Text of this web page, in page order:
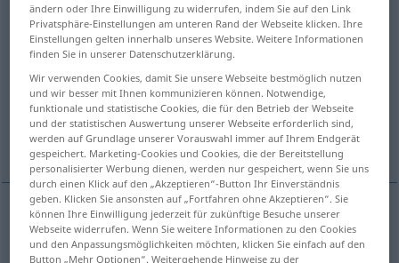
Übersicht aller Übersetzungen
(Für mehr Details die Übersetzung anklicken/antippen)
спеть, поспевать <-спеть >, созревать <-зреть >
зреть <созреть > созревать <-зреть >
спеть reifen
ändern oder Ihre Einwilligung zu widerrufen, indem Sie auf den Link
Privatsphäre-Einstellungen am unteren Rand der Webseite klicken. Ihre
Einstellungen gelten innerhalb unseres Website. Weitere Informationen
finden Sie in unserer Datenschutzerklärung.
Wir verwenden Cookies, damit Sie unsere Webseite bestmöglich nutzen
und wir besser mit Ihnen kommunizieren können. Notwendige,
funktionale und statistische Cookies, die für den Betrieb der Webseite
und der statistischen Auswertung unserer Webseite erforderlich sind,
werden auf Grundlage unserer Vorauswahl immer auf Ihrem Endgerät
gespeichert. Marketing-Cookies und Cookies, die der Bereitstellung
personalisierter Werbung dienen, werden nur gespeichert, wenn Sie uns
durch einen Klick auf den „Akzeptieren“-Button Ihr Einverständnis
geben. Klicken Sie ansonsten auf „Fortfahren ohne Akzeptieren“. Sie
können Ihre Einwilligung jederzeit für zukünftige Besuche unserer
Webseite widerrufen. Wenn Sie weitere Informationen zu den Cookies
und den Anpassungsmöglichkeiten möchten, klicken Sie einfach auf den
Button „Mehr Optionen“. Weitergehende Hinweise zu der